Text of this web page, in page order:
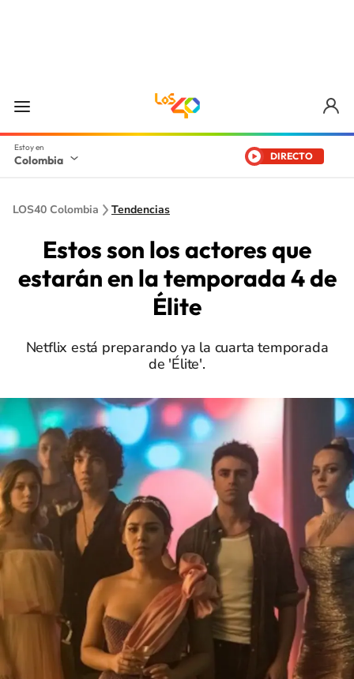
Colombia DIRECTO
LOS40 Colombia Tendencias
Estos son los actores que
estarán en la temporada 4 de
Élite
Netflix está preparando ya la cuarta temporada
de 'Élite'.